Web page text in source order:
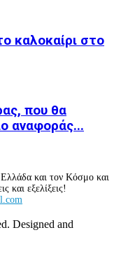
καλοκαίρι στο
που θα
αναφοράς...
και τον Κόσμο και
και εξελίξεις!
Designed and